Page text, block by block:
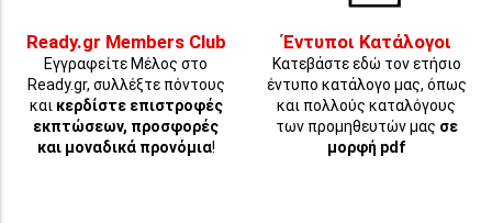
Ready.gr Members Club
Εγγραφείτε Μέλος στο
Ready.gr, συλλέξτε πόντους
και κερδίστε επιστροφές
εκπτώσεων, προσφορές
και μοναδικά προνόμια!
Έντυποι Κατάλογοι
Κατεβάστε εδώ τον ετήσιο
έντυπο κατάλογο μας, όπως
και πολλούς καταλόγους
των προμηθευτών μας σε
μορφή pdf